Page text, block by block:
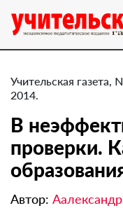
Учительская
2014.
В
проверки.
Автор: